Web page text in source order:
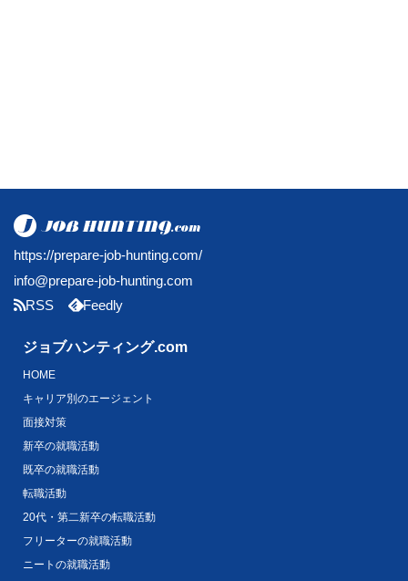
https://prepare-job-hunting.com/
info@prepare-job-hunting.com
RSS
Feedly
ジョブハンティング.com
HOME
キャリア別のエージェント
面接対策
新卒の就職活動
既卒の就職活動
転職活動
20代・第二新卒の転職活動
フリーターの就職活動
ニートの就職活動